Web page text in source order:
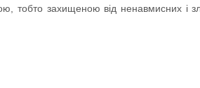
тобто захищеною від ненавмисних і